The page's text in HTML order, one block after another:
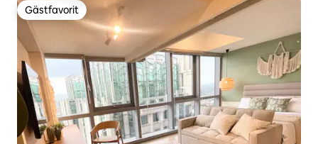
Gästfavorit
Gästfavorit